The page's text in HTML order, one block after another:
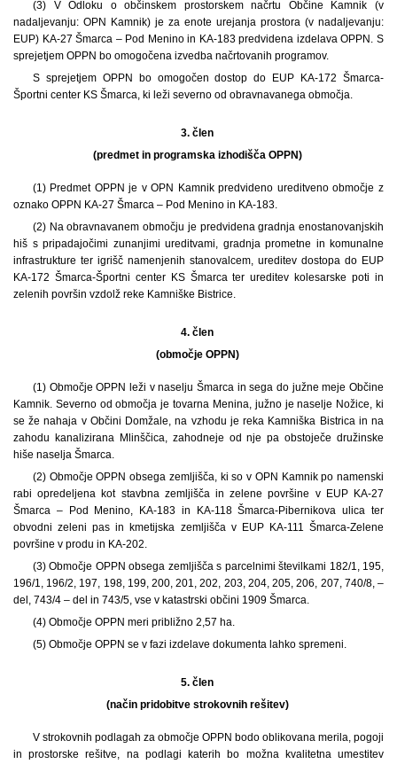
(3) V Odloku o občinskem prostorskem načrtu Občine Kamnik (v
nadaljevanju: OPN Kamnik) je za enote urejanja prostora (v nadaljevanju:
EUP) KA-27 Šmarca – Pod Menino in KA-183 predvidena izdelava OPPN. S
sprejetjem OPPN bo omogočena izvedba načrtovanih programov.
S sprejetjem OPPN bo omogočen dostop do EUP KA-172 Šmarca-
Športni center KS Šmarca, ki leži severno od obravnavanega območja.
3. člen
(predmet in programska izhodišča OPPN)
(1) Predmet OPPN je v OPN Kamnik predvideno ureditveno območje z
oznako OPPN KA-27 Šmarca – Pod Menino in KA-183.
(2) Na obravnavanem območju je predvidena gradnja enostanovanjskih
hiš s pripadajočimi zunanjimi ureditvami, gradnja prometne in komunalne
infrastrukture ter igrišč namenjenih stanovalcem, ureditev dostopa do EUP
KA-172 Šmarca-Športni center KS Šmarca ter ureditev kolesarske poti in
zelenih površin vzdolž reke Kamniške Bistrice.
4. člen
(območje OPPN)
(1) Območje OPPN leži v naselju Šmarca in sega do južne meje Občine
Kamnik. Severno od območja je tovarna Menina, južno je naselje Nožice, ki
se že nahaja v Občini Domžale, na vzhodu je reka Kamniška Bistrica in na
zahodu kanalizirana Mlinščica, zahodneje od nje pa obstoječe družinske
hiše naselja Šmarca.
(2) Območje OPPN obsega zemljišča, ki so v OPN Kamnik po namenski
rabi opredeljena kot stavbna zemljišča in zelene površine v EUP KA-27
Šmarca – Pod Menino, KA-183 in KA-118 Šmarca-Pibernikova ulica ter
obvodni zeleni pas in kmetijska zemljišča v EUP KA-111 Šmarca-Zelene
površine v produ in KA-202.
(3) Območje OPPN obsega zemljišča s parcelnimi številkami 182/1, 195,
196/1, 196/2, 197, 198, 199, 200, 201, 202, 203, 204, 205, 206, 207, 740/8, –
del, 743/4 – del in 743/5, vse v katastrski občini 1909 Šmarca.
(4) Območje OPPN meri približno 2,57 ha.
(5) Območje OPPN se v fazi izdelave dokumenta lahko spremeni.
5. člen
(način pridobitve strokovnih rešitev)
V strokovnih podlagah za območje OPPN bodo oblikovana merila, pogoji
in prostorske rešitve, na podlagi katerih bo možna kvalitetna umestitev